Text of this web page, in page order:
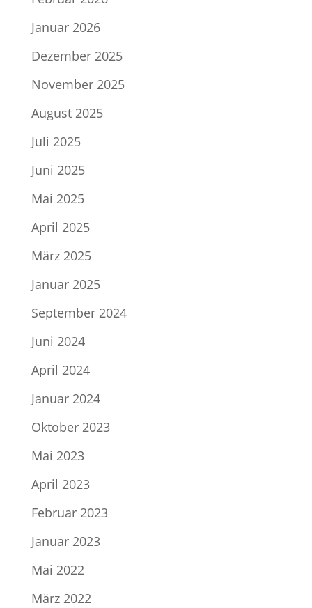
Januar 2026
Dezember 2025
November 2025
August 2025
Juli 2025
Juni 2025
Mai 2025
April 2025
März 2025
Januar 2025
September 2024
Juni 2024
April 2024
Januar 2024
Oktober 2023
Mai 2023
April 2023
Februar 2023
Januar 2023
Mai 2022
März 2022